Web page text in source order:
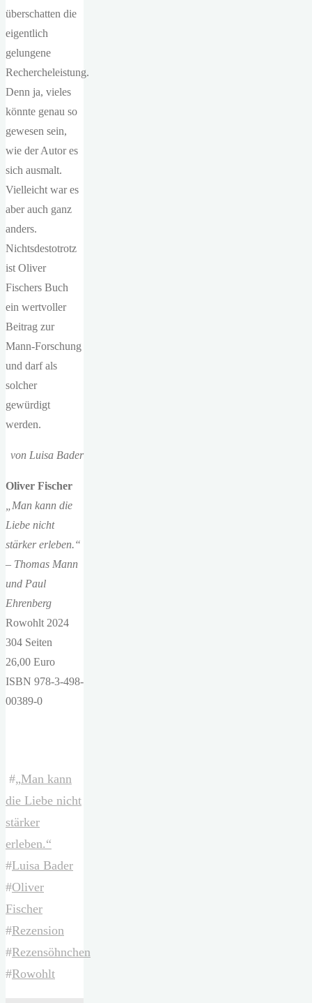
überschatten die
eigentlich
gelungene
Rechercheleistung.
Denn ja, vieles
könnte genau so
gewesen sein,
wie der Autor es
sich ausmalt.
Vielleicht war es
aber auch ganz
anders.
Nichtsdestotrotz
ist Oliver
Fischers Buch
ein wertvoller
Beitrag zur
Mann-Forschung
und darf als
solcher
gewürdigt
werden.
von Luisa Bader
Oliver Fischer
„Man kann die
Liebe nicht
stärker erleben.“
– Thomas Mann
und Paul
Ehrenberg
Rowohlt 2024
304 Seiten
26,00 Euro
ISBN 978-3-498-
00389-0
#„Man kann
die Liebe nicht
stärker
erleben.“
#Luisa Bader
#Oliver
Fischer
#Rezension
#Rezensöhnchen
#Rowohlt